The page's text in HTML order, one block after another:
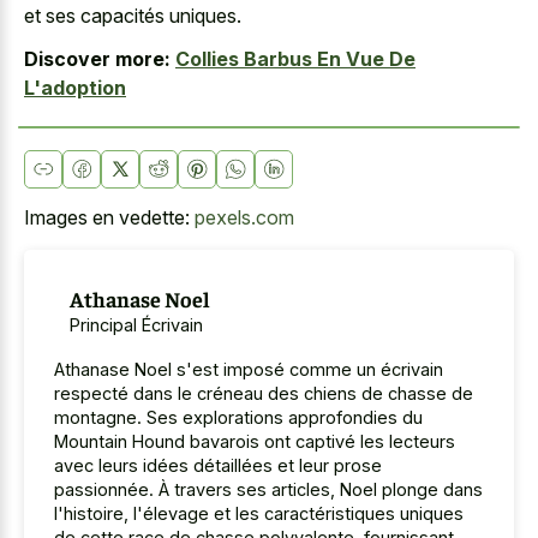
et ses capacités uniques.
Discover more: Collies Barbus En Vue De
L'adoption
Images en vedette: pexels.com
Athanase Noel
Principal Écrivain
Athanase Noel s'est imposé comme un écrivain
respecté dans le créneau des chiens de chasse de
montagne. Ses explorations approfondies du
Mountain Hound bavarois ont captivé les lecteurs
avec leurs idées détaillées et leur prose
passionnée. À travers ses articles, Noel plonge dans
l'histoire, l'élevage et les caractéristiques uniques